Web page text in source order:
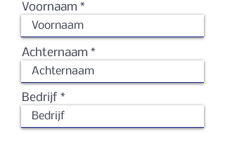
Voornaam
Achternaam
Bedrijf